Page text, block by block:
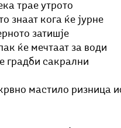
трае утрото
знаат кога ќе јурне
затишје
ќе мечтаат за води
градби сакрални
мастило ризница